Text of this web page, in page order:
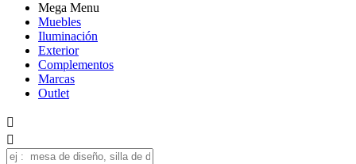
Mega Menu
Muebles
Iluminación
Exterior
Complementos
Marcas
Outlet

